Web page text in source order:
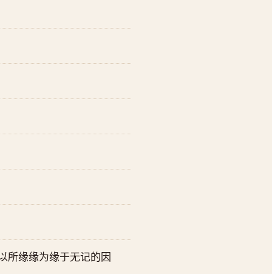
所缘缘为缘于无记的因